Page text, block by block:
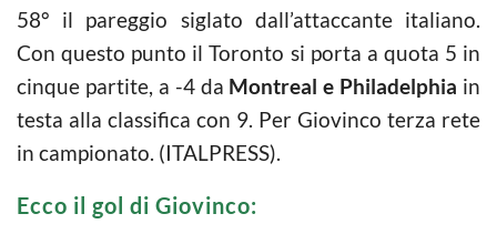
58° il pareggio siglato dall’attaccante italiano.
Con questo punto il Toronto si porta a quota 5 in
cinque partite, a -4 da Montreal e Philadelphia in
testa alla classifica con 9. Per Giovinco terza rete
in campionato. (ITALPRESS).
Ecco il gol di Giovinco: